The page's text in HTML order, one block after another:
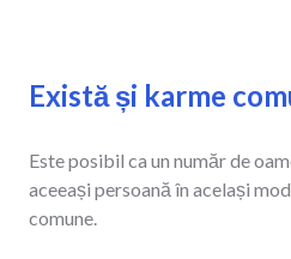
Există și karme
Este posibil ca un număr de
aceeași persoană în același
comune.